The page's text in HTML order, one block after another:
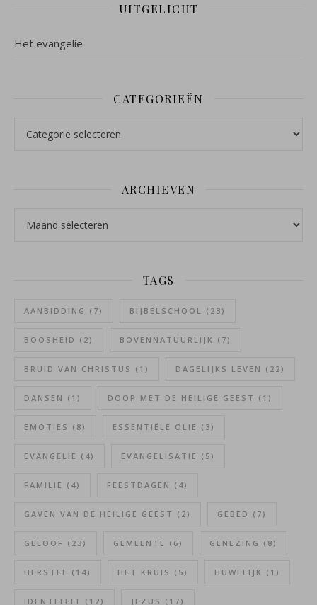
UITGELICHT
Het evangelie
CATEGORIEËN
ARCHIEVEN
TAGS
AANBIDDING (7) BIJBELSCHOOL (23)
BOOSHEID (2) BOVENNATUURLIJK (7)
BRUID VAN CHRISTUS (1) DAGELIJKS LEVEN (22)
DANSEN (1) DOOP MET DE HEILIGE GEEST (1)
EMOTIES (8) ESSENTIËLE OLIE (3)
EVANGELIE (4) EVANGELISATIE (5)
FAMILIE (4) FEESTDAGEN (4)
GAVEN VAN DE HEILIGE GEEST (2) GEBED (7)
GELOOF (23) GEMEENTE (6) GENEZING (8)
HERSTEL (14) HET KRUIS (5) HUWELIJK (1)
IDENTITEIT (12) JEZUS (17)